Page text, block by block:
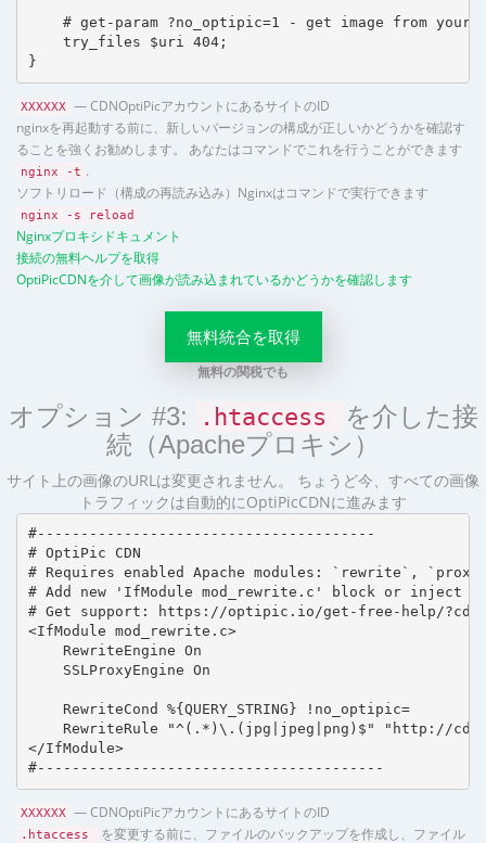
# get-param ?no_optipic=1 - get image from your
    try_files $uri 404;
}
XXXXXX
— CDNOptiPicアカウントにあるサイトのID
nginxを再起動する前に、新しいバージョンの構成が正しいかどうかを確認す
ることを強くお勧めします。 あなたはコマンドでこれを行うことができます
nginx -t .
ソフトリロード（構成の再読み込み）Nginxはコマンドで実行できます
nginx -s reload
Nginxプロキシドキュメント
接続の無料ヘルプを取得
OptiPicCDNを介して画像が読み込まれているかどうかを確認します
無料統合を取得
無料の関税でも
オプション #3: .htaccess
を介した接
続（Apacheプロキシ）
サイト上の画像のURLは変更されません。 ちょうど今、すべての画像
トラフィックは自動的にOptiPicCDNに進みます
#---------------------------------------
# OptiPic CDN
# Requires enabled Apache modules: `rewrite`,
# Add new 'IfModule mod_rewrite.c' block or inject
# Get support: https://optipic.io/get-free-help/
<IfModule mod_rewrite.c>
    RewriteEngine On
    SSLProxyEngine On
    RewriteCond %{QUERY_STRING} !no_optipic=
RewriteRule "^(.*)\.(jpg|jpeg|png)$" "http://
</IfModule>
#----------------------------------------
XXXXXX — CDNOptiPicアカウントにあるサイトのID
.htaccess
を変更する前に、ファイルのバックアップを作成し、ファイル